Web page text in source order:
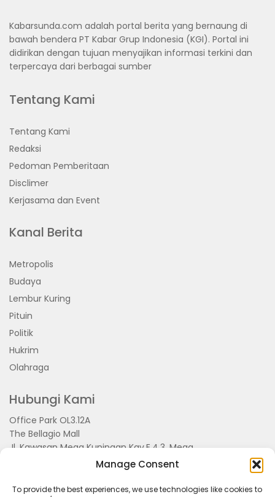
Manage Consent
To provide the best experiences, we use technologies like cookies to
Kabarsunda.com adalah portal berita yang bernaung di
bawah bendera PT Kabar Grup Indonesia (KGI). Portal ini
didirikan dengan tujuan menyajikan informasi terkini dan
terpercaya dari berbagai sumber
Tentang Kami
Tentang Kami
Redaksi
Pedoman Pemberitaan
Disclimer
Kerjasama dan Event
Kanal Berita
Metropolis
Budaya
Lembur Kuring
Pituin
Politik
Hukrim
Olahraga
Hubungi Kami
Office Park OL3.12A
The Bellagio Mall
Jl. Kawasan Mega Kuningan Kav.E.4.3, Mega
Kuningan, Kel. Kuningan Timur,
Kec.Setiabudi, Jakarta Selatan 15810